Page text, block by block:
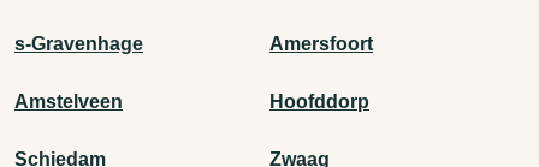
s-Gravenhage Amersfoort
Amstelveen Hoofddorp
Schiedam Zwaag